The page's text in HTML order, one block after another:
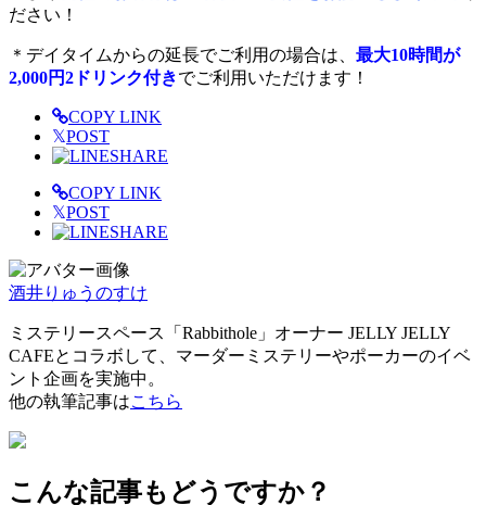
ださい！
＊デイタイムからの延長でご利用の場合は、 最大10時間が
2,000円2ドリンク付きでご利用いただけます！
COPY LINK
𝕏POST
SHARE
COPY LINK
𝕏POST
SHARE
酒井りゅうのすけ
ミステリースペース「Rabbithole」オーナー JELLY JELLY
CAFEとコラボして、マーダーミステリーやポーカーのイベ
ント企画を実施中。
他の執筆記事はこちら
こんな記事もどうですか？